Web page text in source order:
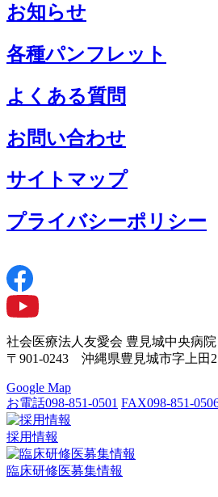
お知らせ
各種パンフレット
よくある質問
お問い合わせ
サイトマップ
プライバシーポリシー
社会医療法人友愛会 豊見城中央病院
〒901-0243 沖縄県豊見城市字上田
Google Map
お電話098-851-0501 FAX098-851-
採用情報
臨床研修医募集情報